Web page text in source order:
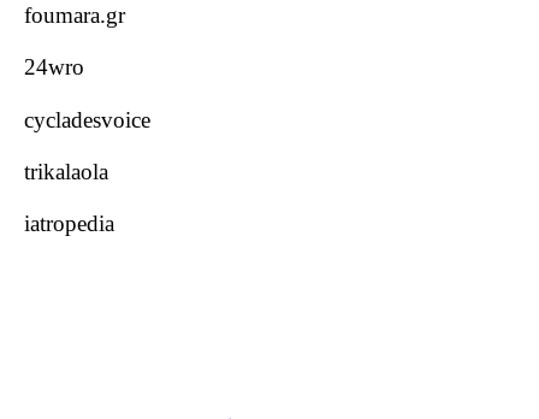
foumara.gr
24wro
cycladesvoice
trikalaola
iatropedia